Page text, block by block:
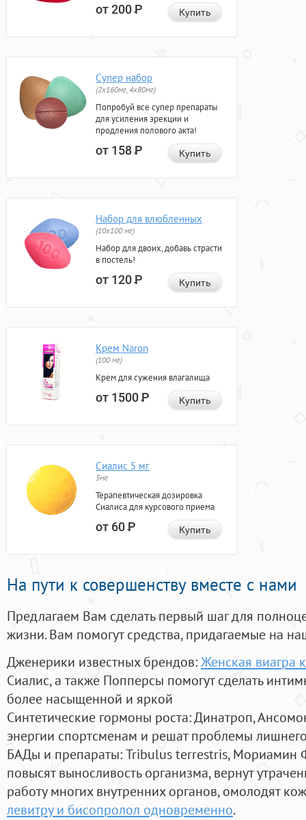
от 200Р Купить
Супер набор
(2х160мг, 4х80мг)
Попробуй все супер препараты
для усиления эрекции и
продления полового акта!
от 158Р Купить
Набор для влюбленных
(10х100 мг)
Набор для двоих, добавь страсти
в постель!
от 120Р Купить
Крем Naron
(100 мг)
Крем для сужения влагалища
от 1500Р Купить
Сиалис 5 мг
5мг
Терапевтическая дозировка
Сиалиса для курсового приема
от 60Р Купить
На пути к совершенству вместе с нами
Предлагаем Вам сделать первый шаг для
жизни. Вам помогут средства, придагаемые на
Дженерики известных брендов:Женская виагра
Сиалис, а также Попперсы помогут сделать
более насыщенной и яркой
Синтетические гормоны роста: Динатроп,
энергии спортсменам и решат проблемы
БАДы и препараты:Tribulus terrestris, Мориамин
повысят выносливость организма, вернут
работу многих внутренних органов, омолодят
левитру и бисопролол одновременно.